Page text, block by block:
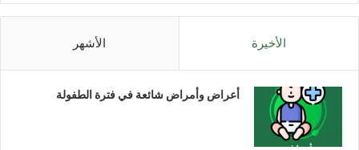
الأخيرة الأشهر
أعراض وأمراض شائعة في فترة الطفولة